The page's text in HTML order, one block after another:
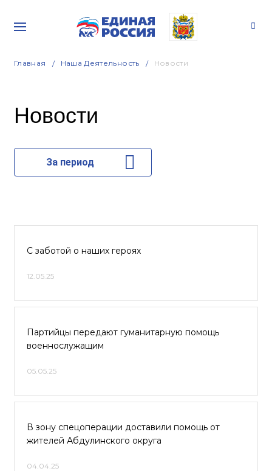
Главная Наша Деятельность Новости
Новости
За период
С заботой о наших героях
12.05.25
Партийцы передают гуманитарную помощь
военнослужащим
05.05.25
В зону спецоперации доставили помощь от
жителей Абдулинского округа
04.04.25